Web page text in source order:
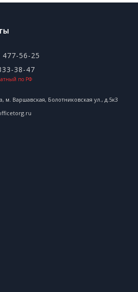
56-25
38-47
по РФ
м. Варшавская, Болотниковская ул., д.5к3